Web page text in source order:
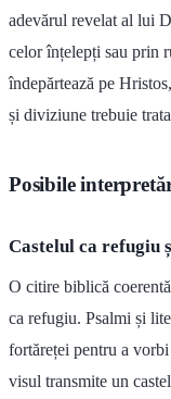
adevărul revelat al lui
celor înțelepți sau prin
îndepărtează pe
și diviziune trebuie
Posibile
Castelul ca refugiu
O citire biblică
ca refugiu. Psalmi și
fortăreței pentru a
visul transmite un